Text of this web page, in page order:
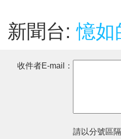
新聞台:憶如
收件者E-mail：
請以分號區